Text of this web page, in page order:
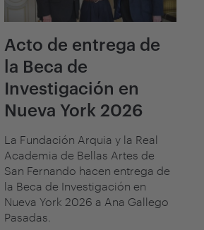
Acto de entrega de
la Beca de
Investigación en
Nueva York 2026
La Fundación Arquia y la Real
Academia de Bellas Artes de
San Fernando hacen entrega de
la Beca de Investigación en
Nueva York 2026 a Ana Gallego
Pasadas.